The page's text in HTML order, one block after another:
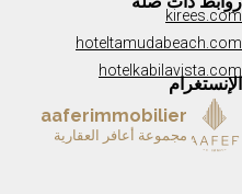
kirees.com
hoteltamudabeach.com
hotelkabilavista.com
الإنستغرام
aaferimmobilier
مجموعة أعافر العقارية